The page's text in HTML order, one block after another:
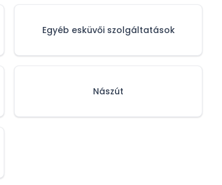
Egyéb esküvői szolgáltatások
Nászút